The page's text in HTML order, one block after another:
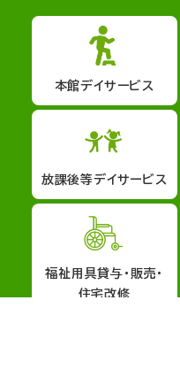
本館デイサービス
放課後等デイサービス
福祉用具貸与・販売・
住宅改修